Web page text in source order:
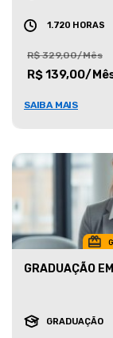
1.720 HORAS
R$ 329,00/Mês
R$ 139,00/
SAIBA MAIS
GRADUAÇÃO
GRADUAÇÃO